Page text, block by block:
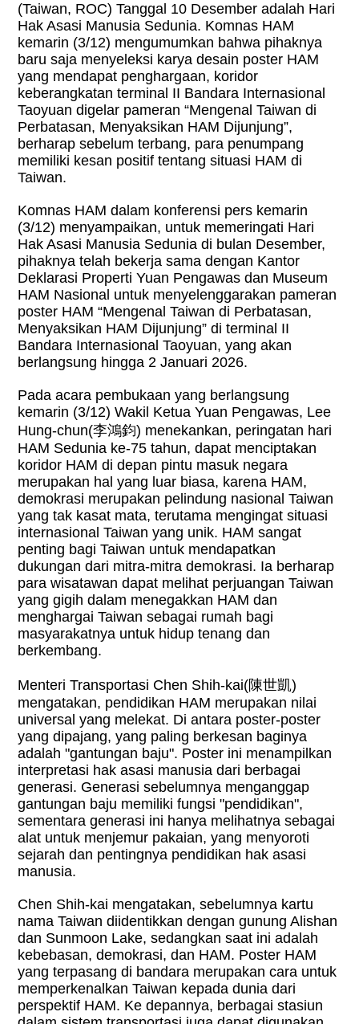
(Taiwan, ROC)Tanggal 10 Desember adalah Hari
Hak Asasi Manusia Sedunia. Komnas HAM
kemarin (3/12) mengumumkan bahwa pihaknya
baru saja menyeleksi karya desain poster HAM
yang mendapat penghargaan, koridor
keberangkatan terminal II Bandara Internasional
Taoyuan digelar pameran “Mengenal Taiwan di
Perbatasan, Menyaksikan HAM Dijunjung”,
berharap sebelum terbang, para penumpang
memiliki kesan positif tentang situasi HAM di
Taiwan.
Komnas HAM dalam konferensi pers kemarin
(3/12) menyampaikan, untuk memeringati Hari
Hak Asasi Manusia Sedunia di bulan Desember,
pihaknya telah bekerja sama dengan Kantor
Deklarasi Properti Yuan Pengawas dan Museum
HAM Nasional untuk menyelenggarakan pameran
poster HAM “Mengenal Taiwan di Perbatasan,
Menyaksikan HAM Dijunjung” di terminal II
Bandara Internasional Taoyuan, yang akan
berlangsung hingga 2 Januari 2026.
Pada acara pembukaan yang berlangsung
kemarin (3/12) Wakil Ketua Yuan Pengawas, Lee
Hung-chun(李鴻鈞) menekankan, peringatan hari
HAM Sedunia ke-75 tahun, dapat menciptakan
koridor HAM di depan pintu masuk negara
merupakan hal yang luar biasa, karena HAM,
demokrasi merupakan pelindung nasional Taiwan
yang tak kasat mata, terutama mengingat situasi
internasional Taiwan yang unik. HAM sangat
penting bagi Taiwan untuk mendapatkan
dukungan dari mitra-mitra demokrasi. Ia berharap
para wisatawan dapat melihat perjuangan Taiwan
yang gigih dalam menegakkan HAM dan
menghargai Taiwan sebagai rumah bagi
masyarakatnya untuk hidup tenang dan
berkembang.
Menteri Transportasi Chen Shih-kai(陳世凱)
mengatakan, pendidikan HAM merupakan nilai
universal yang melekat. Di antara poster-poster
yang dipajang, yang paling berkesan baginya
adalah "gantungan baju". Poster ini menampilkan
interpretasi hak asasi manusia dari berbagai
generasi. Generasi sebelumnya menganggap
gantungan baju memiliki fungsi "pendidikan",
sementara generasi ini hanya melihatnya sebagai
alat untuk menjemur pakaian, yang menyoroti
sejarah dan pentingnya pendidikan hak asasi
manusia.
Chen Shih-kai mengatakan, sebelumnya kartu
nama Taiwan diidentikkan dengan gunung Alishan
dan Sunmoon Lake, sedangkan saat ini adalah
kebebasan, demokrasi, dan HAM. Poster HAM
yang terpasang di bandara merupakan cara untuk
memperkenalkan Taiwan kepada dunia dari
perspektif HAM. Ke depannya, berbagai stasiun